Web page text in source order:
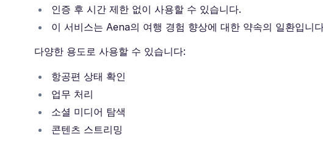
인증 후 시간 제한 없이 사용할 수 있습니다.
이 서비스는 Aena의 여행 경험 향상에 대한 약속의 일환입니
다양한 용도로 사용할 수 있습니다:
항공편 상태 확인
업무 처리
소셜 미디어 탐색
콘텐츠 스트리밍